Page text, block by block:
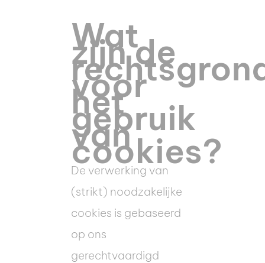
Wat
zijn de
voor
het
gebruik
van
cookies?
De verwerking van
(strikt) noodzakelijke
cookies is gebaseerd
op ons
gerechtvaardigd